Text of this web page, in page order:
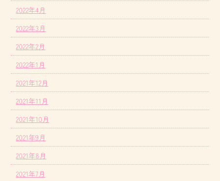
2022年4月
2022年3月
2022年2月
2022年1月
2021年12月
2021年11月
2021年10月
2021年9月
2021年8月
2021年7月